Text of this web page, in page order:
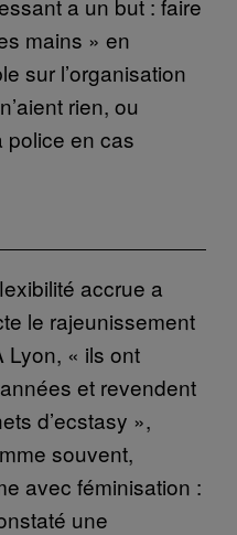
mains » en
sur l’organisation
rien, ou
police en cas
accrue a
le rajeunissement
Lyon, « ils ont
et revendent
d’ecstasy »,
souvent,
avec féminisation :
une